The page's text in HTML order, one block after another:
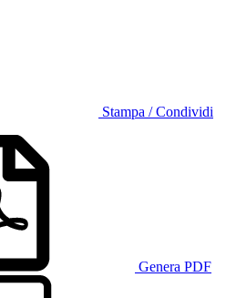
Stampa / Condividi
Genera PDF